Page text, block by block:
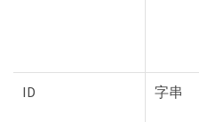
ID 字串